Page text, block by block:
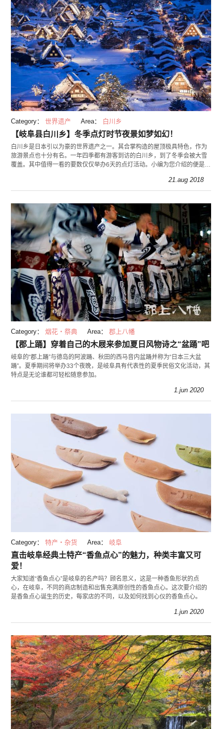
Category： 世界遗产 Area： 白川乡
【岐阜县白川乡】冬季点灯时节夜景如梦如幻！
白川乡是日本引以为豪的世界遗产之一。其合掌构造的屋顶极具特色，作为
旅游景点也十分有名。一年四季都有游客到访的白川乡，到了冬季会被大雪
覆盖。其中值得一看的要数仅仅举办6天的点灯活动。小编为您介绍的便是与
21.aug 2018
Category： 烟花・祭典 Area： 郡上八幡
【郡上踊】穿着自己的木屐来参加夏日风物诗之“盆踊”吧
岐阜的“郡上踊”与德岛的阿波踊、秋田的西马音内盆踊并称为“日本三大盆
踊”。夏季期间将举办33个夜晚，是岐阜具有代表性的夏季民俗文化活动，其
特点是无论谁都可轻松随意参加。
1.jun 2020
Category： 特产・杂货 Area： 岐阜
直击岐阜经典土特产“香鱼点心”的魅力，种类丰富又可
爱！
大家知道“香鱼点心”是岐阜的名产吗？顾名思义，这是一种香鱼形状的点
心，在岐阜，不同的商店制造和出售充满原创性的香鱼点心。这次要介绍的
是香鱼点心诞生的历史，每家店的不同，以及如何找到心仪的香鱼点心。
1.jun 2020